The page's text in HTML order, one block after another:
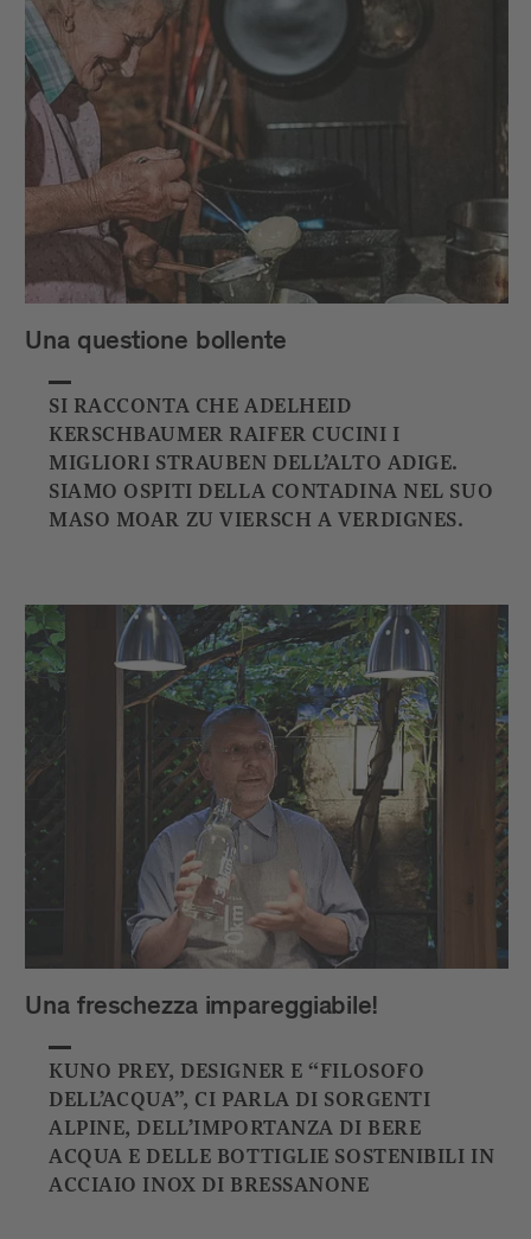
Una questione bollente
SI RACCONTA CHE ADELHEID
KERSCHBAUMER RAIFER CUCINI I
MIGLIORI STRAUBEN DELL’ALTO ADIGE.
SIAMO OSPITI DELLA CONTADINA NEL SUO
MASO MOAR ZU VIERSCH A VERDIGNES.
Una freschezza impareggiabile!
KUNO PREY, DESIGNER E “FILOSOFO
DELL’ACQUA”, CI PARLA DI SORGENTI
ALPINE, DELL’IMPORTANZA DI BERE
ACQUA E DELLE BOTTIGLIE SOSTENIBILI IN
ACCIAIO INOX DI BRESSANONE